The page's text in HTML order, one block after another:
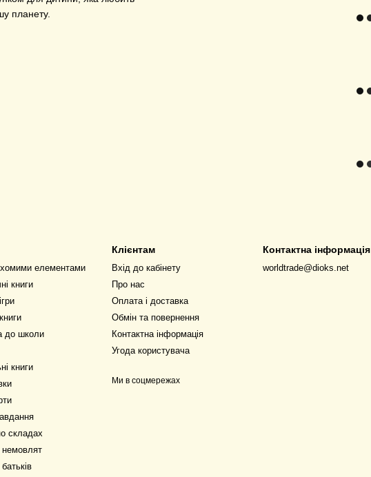
планету.
елементами
книги
до школи
книги
складах
немовлят
Клієнтам
Вхід до кабінету
Про нас
Оплата і доставка
Обмін та повернення
Контактна інформація
Угода користувача
Ми в соцмережах
Контактна інформація
worldtrade@dioks.net